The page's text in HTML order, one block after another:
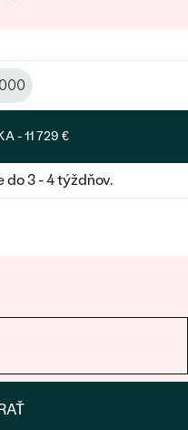
-11 729 €
3 - 4 týždňov.